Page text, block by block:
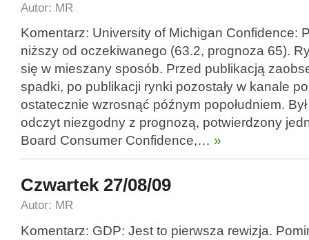
Autor: MR
Komentarz: University of Michigan Confidence:
niższy od oczekiwanego (63.2, prognoza 65).
się w mieszany sposób. Przed publikacją
spadki, po publikacji rynki pozostały w kanale
ostatecznie wzrosnąć późnym popołudniem.
odczyt niezgodny z prognozą, potwierdzony
Board Consumer Confidence,… »
Czwartek 27/08/09
Autor: MR
Komentarz: GDP: Jest to pierwsza rewizja.